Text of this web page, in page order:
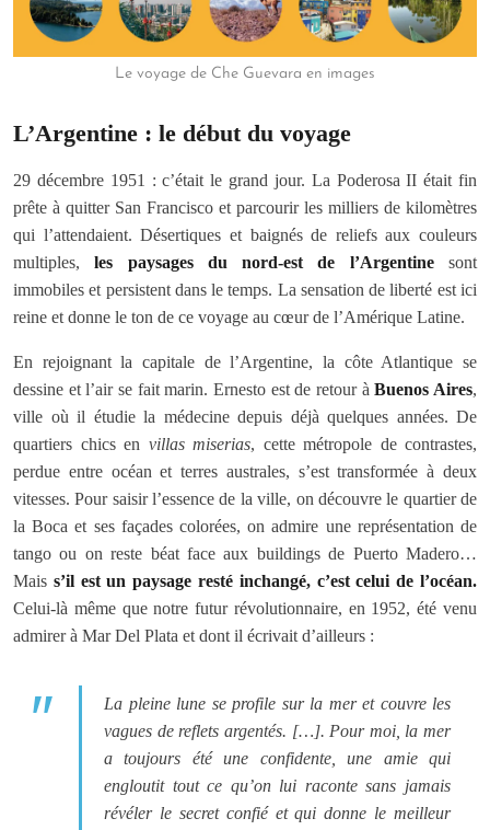
Le voyage de Che Guevara en images
L’Argentine : le début du voyage
29 décembre 1951 : c’était le grand jour. La Poderosa II était fin
prête à quitter San Francisco et parcourir les milliers de kilomètres
qui l’attendaient. Désertiques et baignés de reliefs aux couleurs
multiples,les paysages du nord-est de l’Argentinesont
immobiles et persistent dans le temps. La sensation de liberté est ici
reine et donne le ton de ce voyage au cœur de l’Amérique Latine.
En rejoignant la capitale de l’Argentine, la côte Atlantique se
dessine et l’air se fait marin. Ernesto est de retour àBuenos Aires,
ville où il étudie la médecine depuis déjà quelques années. De
quartiers chics en villas miserias, cette métropole de contrastes,
perdue entre océan et terres australes, s’est transformée à deux
vitesses. Pour saisir l’essence de la ville, on découvre le quartier de
la Boca et ses façades colorées, on admire une représentation de
tango ou on reste béat face aux buildings de Puerto Madero…
Mais s’il est un paysage resté inchangé, c’est celui de l’océan.
Celui-là même que notre futur révolutionnaire, en 1952, été venu
admirer à Mar Del Plata et dont il écrivait d’ailleurs :
La pleine lune se profile sur la mer et couvre les
vagues de reflets argentés. […]. Pour moi, la mer
a toujours été une confidente, une amie qui
engloutit tout ce qu’on lui raconte sans jamais
révéler le secret confié et qui donne le meilleur